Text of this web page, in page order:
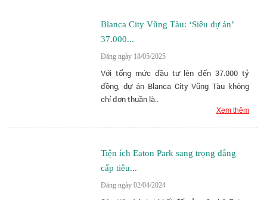
Blanca City Vũng Tàu: ‘Siêu dự án’
37.000...
Đăng ngày 18/05/2025
Với tổng mức đầu tư lên đến 37.000 tỷ
đồng, dự án Blanca City Vũng Tàu không
chỉ đơn thuần là..
Xem thêm
Tiện ích Eaton Park sang trọng đẳng
cấp tiêu...
Đăng ngày 02/04/2024